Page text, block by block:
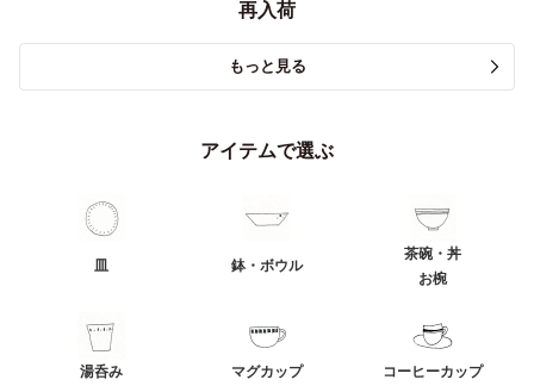
再入荷
もっと見る
アイテムで選ぶ
皿 鉢・ボウル
茶碗・丼
お椀
湯呑み
マグカップ
コーヒーカップ